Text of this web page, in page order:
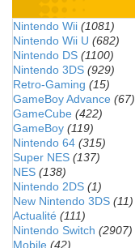
Nintendo Wii (1081)
Nintendo Wii U (682)
Nintendo DS (1100)
Nintendo 3DS (929)
Retro-Gaming (15)
GameBoy Advance (67)
GameCube (422)
GameBoy (119)
Nintendo 64 (315)
Super NES (137)
NES (138)
Nintendo 2DS (1)
New Nintendo 3DS (11)
Actualité (111)
Nintendo Switch (2907)
Mobile (42)